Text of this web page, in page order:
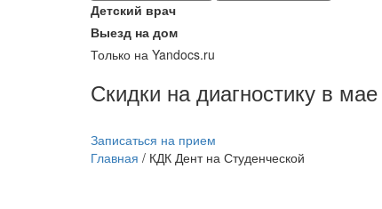
Детский врач
Выезд на дом
Только на Yandocs.ru
Скидки на диагностику в
Записаться на прием
Главная / КДК Дент на Студенческой